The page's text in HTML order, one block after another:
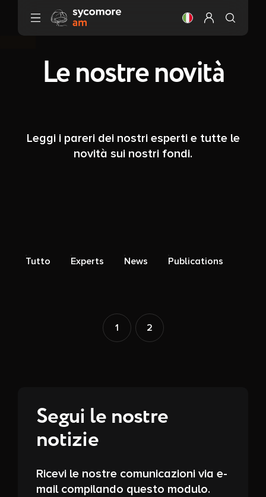
Vai al contenuto
Cambiare la
Configura il
Le nostre novità
Leggi i pareri dei nostri esperti e tutte le
novità sui nostri fondi.
Tutto Experts News Publications
1 2
Segui le nostre
notizie
Ricevi le nostre comunicazioni via e-
mail compilando questo modulo.